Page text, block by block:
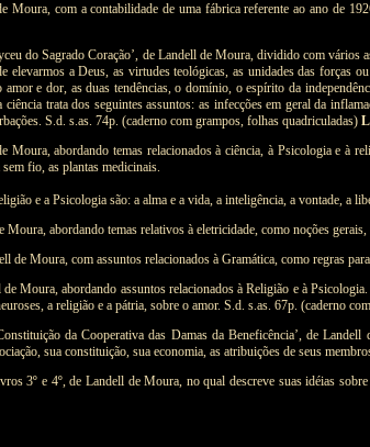
Moura, com a contabilidade de uma fábrica referente ao ano de
do Sagrado Coração’, de Landell de Moura, dividido com
elevarmos a Deus, as virtudes teológicas, as unidades das forças
amor e dor, as duas tendências, o domínio, o espírito da
ciência trata dos seguintes assuntos: as infecções em geral da
S.d. s.as. 74p. (caderno com grampos, folhas quadriculadas)
Moura, abordando temas relacionados à ciência, à Psicologia e à
fio, as plantas medicinais.
e a Psicologia são: a alma e a vida, a inteligência, a vontade, a
Moura, abordando temas relativos à eletricidade, como noções
de Moura, com assuntos relacionados à Gramática, como regras
Moura, abordando assuntos relacionados à Religião e à
a religião e a pátria, sobre o amor. S.d. s.as. 67p. (caderno
da Cooperativa das Damas da Beneficência’, de
sua constituição, sua economia, as atribuições de seus
3º e 4º, de Landell de Moura, no qual descreve suas idéias